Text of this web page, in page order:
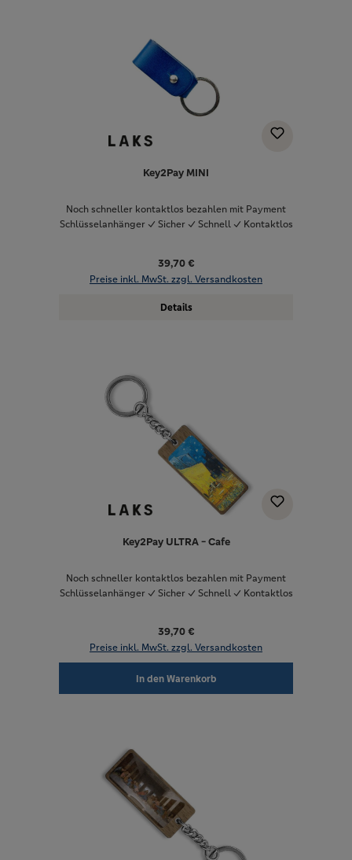
Key2Pay MINI
Noch schneller kontaktlos bezahlen mit Payment
Schlüsselanhänger ✓ Sicher ✓ Schnell ✓ Kontaktlos
39,70 €
Preise inkl. MwSt. zzgl. Versandkosten
Details
Key2Pay ULTRA - Cafe
Noch schneller kontaktlos bezahlen mit Payment
Schlüsselanhänger ✓ Sicher ✓ Schnell ✓ Kontaktlos
39,70 €
Preise inkl. MwSt. zzgl. Versandkosten
In den Warenkorb